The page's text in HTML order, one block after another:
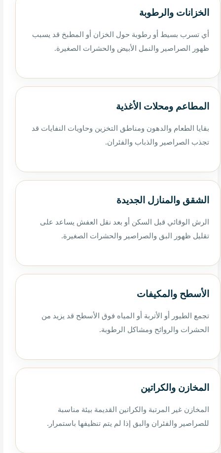
الخزانات والرطوبة
أي تسرب بسيط أو رطوبة حول الخزان أو المطبخ قد يسبب
ظهور الصراصير والنمل الأبيض والحشرات الصغيرة.
المطاعم ومحلات الأغذية
بقايا الطعام والدهون ومناطق التخزين وحاويات النفايات قد
تجذب الصراصير والذباب والفئران.
الشقق والمنازل الجديدة
الرش الوقائي قبل السكن أو بعد نقل العفش يساعد على
تقليل ظهور البق والصراصير والحشرات الصغيرة.
الأسطح والمكيفات
تجمع الطيور أو الأتربة أو المياه فوق الأسطح قد يزيد من
الحشرات والروائح ومشاكل الرطوبة.
المخازن والكراتين
المخازن غير المرتبة والكراتين القديمة بيئة مناسبة
للصراصير والفئران والبق إذا لم يتم تنظيفها باستمرار.